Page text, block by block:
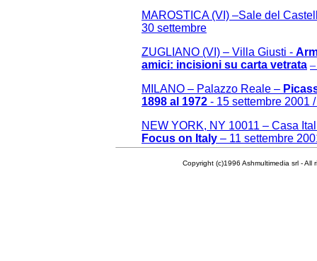
MAROSTICA (VI) –Sale del
30 settembre
ZUGLIANO (VI) – Villa Giusti -
amici: incisioni su carta vetrata
MILANO – Palazzo Reale –
1898 al 1972 - 15 settembre 2001
NEW YORK, NY 10011 – Casa
Focus on Italy – 11 settembre
Copyright (c)1996 Ashmultimedia srl - All